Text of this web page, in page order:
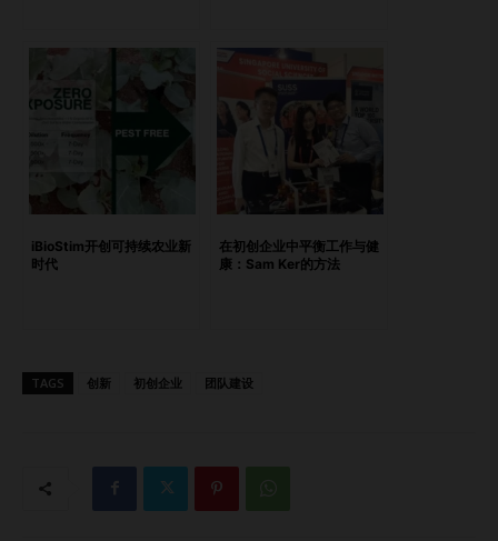
员。把“反馈”变成一种常态。主动提出你也不知道答案的问
题。 作为创始人，尽量在会议中最后发言。让你的团队主导
讨论。这不仅建立信任，也能带来更好的点子。 第四步：营
造一个“允许失败”的安全区 创新难免伴随失误，但不能因为有
人尝试失败就惩罚他们。 如果某个实验没成功，不要把它掩
盖过去。要公开谈论哪些地方做得好、哪些不行，以及下一步
怪”点子——他们才会拿出最好的创意。 第五步：为新想法预
目。 要让提案、测试和分享想法变得简单可行。更重要的是
望团队勇于尝试？那你也要身体力行。分享你自己正在冒的风
险，谈谈你做过的实验——无论成功或失败。 保持开放、充
iBioStim开创可持续农业新
时代
在初创企业中平衡工作与健
康：Sam Ker的方法
TAGS 创新 初创企业 团队建设